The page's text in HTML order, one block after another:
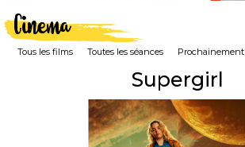
Cinema
Tous les films Toutes les séances Prochainement
Supergirl